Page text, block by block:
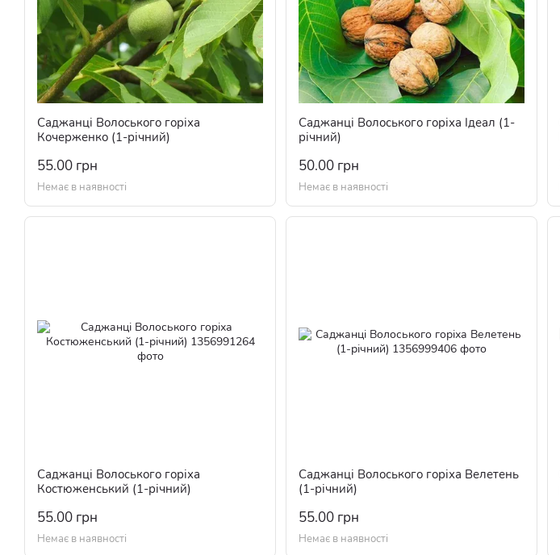
Саджанці Волоського горіха
Кочерженко (1-річний)
55.00 грн
Немає в наявності
Саджанці Волоського горіха Ідеал (1-
річний)
50.00 грн
Немає в наявності
Саджанці Волоського горіха
Костюженський (1-річний)
55.00 грн
Немає в наявності
Саджанці Волоського горіха Велетень
(1-річний)
55.00 грн
Немає в наявності